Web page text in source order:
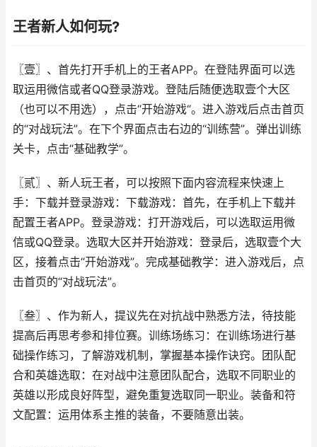
王者新人如何玩?
〖壹〗、首先打开手机上的王者APP。在登陆界面可以选
取运用微信或者QQ登录游戏。登陆后随便选取壹个大区
（也可以不用选），点击“开始游戏“。进入游戏后点击首页
的“对战玩法”。在下个界面点击右边的“训练营”。弹出训练
关卡，点击“基础教学”。
〖贰〗、新人玩王者，可以按照下面内容流程来快速上
手：下载并登录游戏：下载游戏：首先，在手机上下载并
配置王者APP。登录游戏：打开游戏后，可以选取运用微
信或QQ登录。选取大区并开始游戏：登录后，选取壹个大
区，接着点击“开始游戏”。完成基础教学：进入游戏后，点
击首页的“对战玩法”。
〖叁〗、作为新人，提议先在对抗战中熟悉方法，待技能
提高后再思考参和排位赛。训练场练习：在训练场进行基
础操作练习，了解游戏机制，掌握基本操作诀窍。团队配
合和英雄选取：在对战中注意团队配合，选取不同职业的
英雄以形成良好阵型，避免重复选取同一职业。装备和符
文配置：运用体系主推的装备，不要随意出装。